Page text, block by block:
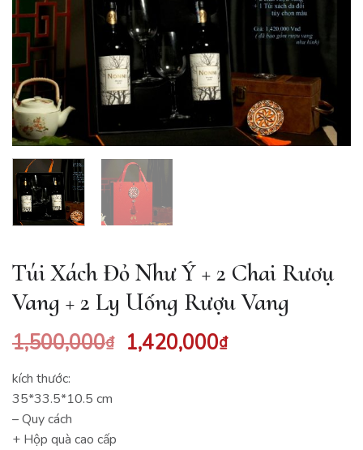
Túi Xách Đỏ Như Ý + 2 Chai Rươụ
Vang + 2 Ly Uống Rượu Vang
1,500,000₫ 1,420,000₫
kích thước:
35*33.5*10.5 cm
– Quy cách
+ Hộp quà cao cấp